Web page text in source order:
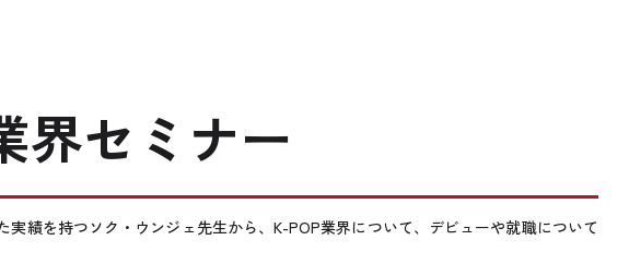
界セミナー
績を持つソク・ウンジェ先生から、K-POP業界について、デビューや就職について